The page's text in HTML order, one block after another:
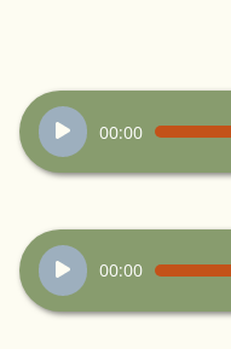
Audiospeler
00:00
Audiospeler
00:00